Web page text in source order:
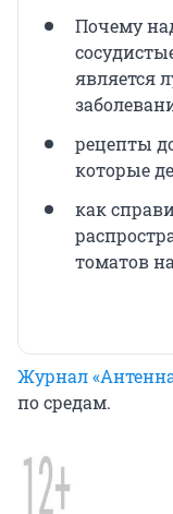
Почему
является
рецепты
которые
как
томатов
Журнал
по средам.